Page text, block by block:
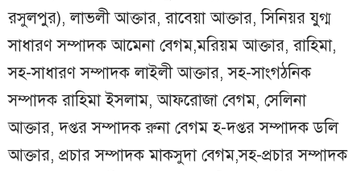
রসুলপুর), লাভলী আক্তার, রাবেয়া আক্তার, সিনিয়র যুগ্ম
সাধারণ সম্পাদক আমেনা বেগম,মরিয়ম আক্তার, রাহিমা,
সহ-সাধারণ সম্পাদক লাইলী আক্তার, সহ-সাংগঠনিক
সম্পাদক রাহিমা ইসলাম, আফরোজা বেগম, সেলিনা
আক্তার, দপ্তর সম্পাদক রুনা বেগম হ-দপ্তর সম্পাদক ডলি
আক্তার, প্রচার সম্পাদক মাকসুদা বেগম,সহ-প্রচার সম্পাদক